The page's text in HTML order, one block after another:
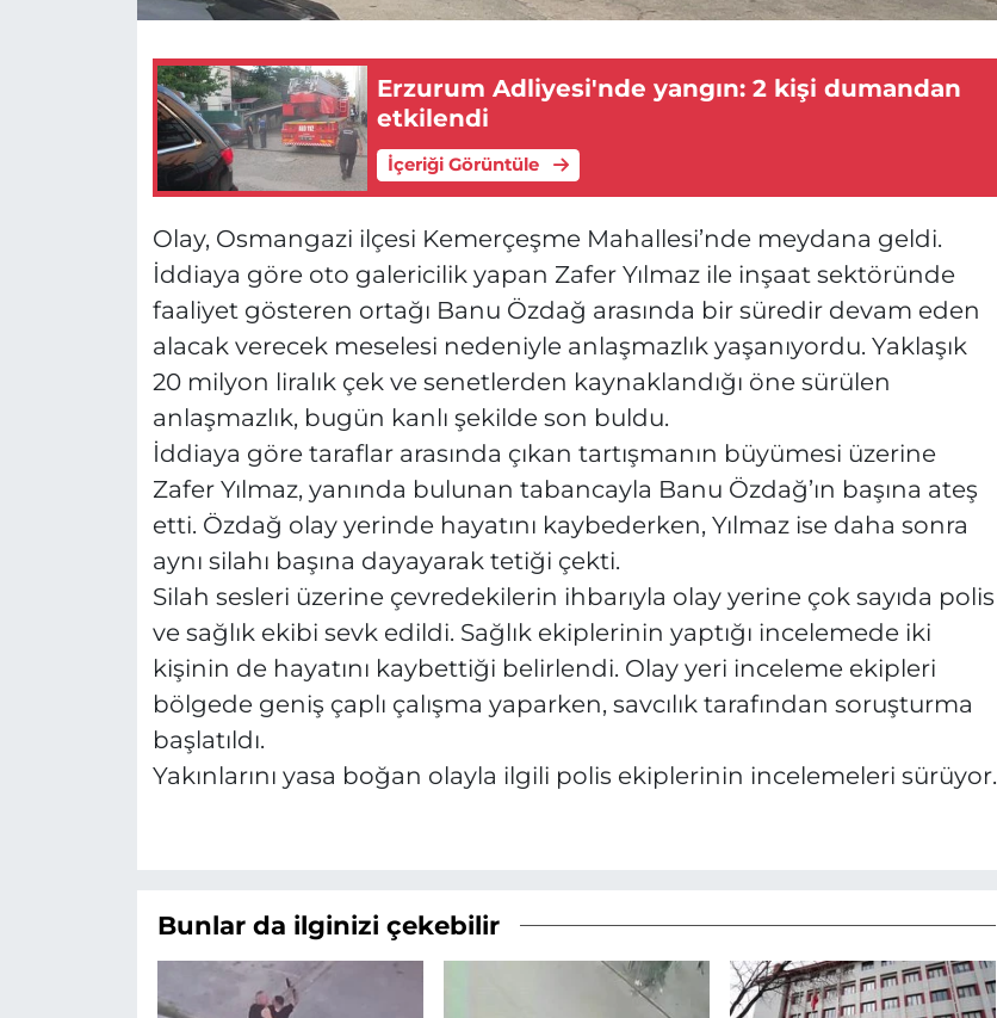
Erzurum Adliyesi'nde yangın: 2 kişi dumandan
etkilendi
İçeriği Görüntüle
Olay, Osmangazi ilçesi Kemerçeşme Mahallesi’nde meydana geldi.
İddiaya göre oto galericilik yapan Zafer Yılmaz ile inşaat sektöründe
faaliyet gösteren ortağı Banu Özdağ arasında bir süredir devam eden
alacak verecek meselesi nedeniyle anlaşmazlık yaşanıyordu. Yaklaşık
20 milyon liralık çek ve senetlerden kaynaklandığı öne sürülen
anlaşmazlık, bugün kanlı şekilde son buldu.
İddiaya göre taraflar arasında çıkan tartışmanın büyümesi üzerine
Zafer Yılmaz, yanında bulunan tabancayla Banu Özdağ’ın başına ateş
etti. Özdağ olay yerinde hayatını kaybederken, Yılmaz ise daha sonra
aynı silahı başına dayayarak tetiği çekti.
Silah sesleri üzerine çevredekilerin ihbarıyla olay yerine çok sayıda polis
ve sağlık ekibi sevk edildi. Sağlık ekiplerinin yaptığı incelemede iki
kişinin de hayatını kaybettiği belirlendi. Olay yeri inceleme ekipleri
bölgede geniş çaplı çalışma yaparken, savcılık tarafından soruşturma
başlatıldı.
Yakınlarını yasa boğan olayla ilgili polis ekiplerinin incelemeleri sürüyor.
Bunlar da ilginizi çekebilir